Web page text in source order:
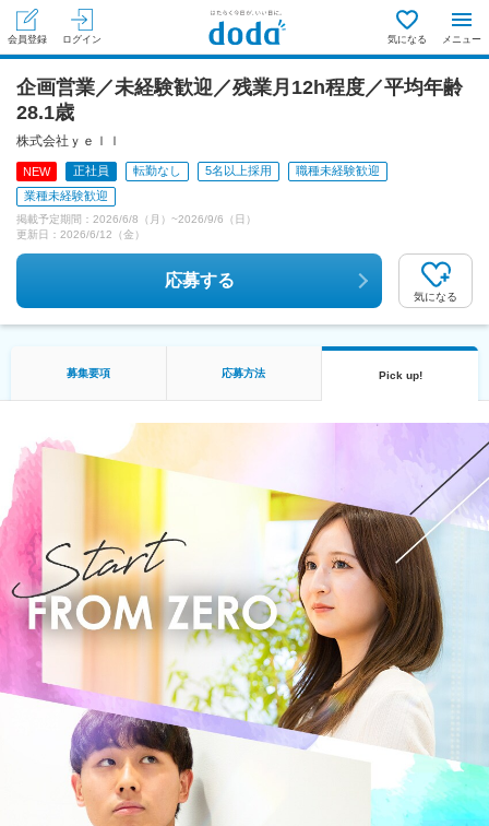
会員登録 ログイン 気になる メニュー
企画営業／未経験歓迎／残業月12h程度／平均年齢
28.1歳
株式会社ｙｅｌｌ
NEW 正社員 転勤なし 5名以上採用
職種未経験歓迎
業種未経験歓迎
掲載予定期間： 2026/6/8（月） ~2026/9/6（日）
更新日： 2026/6/12（金）
応募する
気になる
募集要項 応募方法 Pick up!